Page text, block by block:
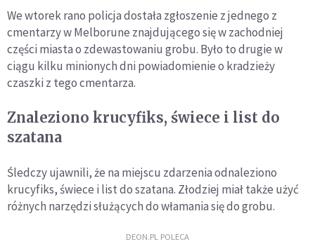
We wtorek rano policja dostała zgłoszenie z jednego z
cmentarzy w Melborune znajdującego się w zachodniej
części miasta o zdewastowaniu grobu. Było to drugie w
ciągu kilku minionych dni powiadomienie o kradzieży
czaszki z tego cmentarza.
Znaleziono krucyfiks, świece i list do
szatana
Śledczy ujawnili, że na miejscu zdarzenia odnaleziono
krucyfiks, świece i list do szatana. Złodziej miał także użyć
różnych narzędzi służących do włamania się do grobu.
DEON.PL POLECA